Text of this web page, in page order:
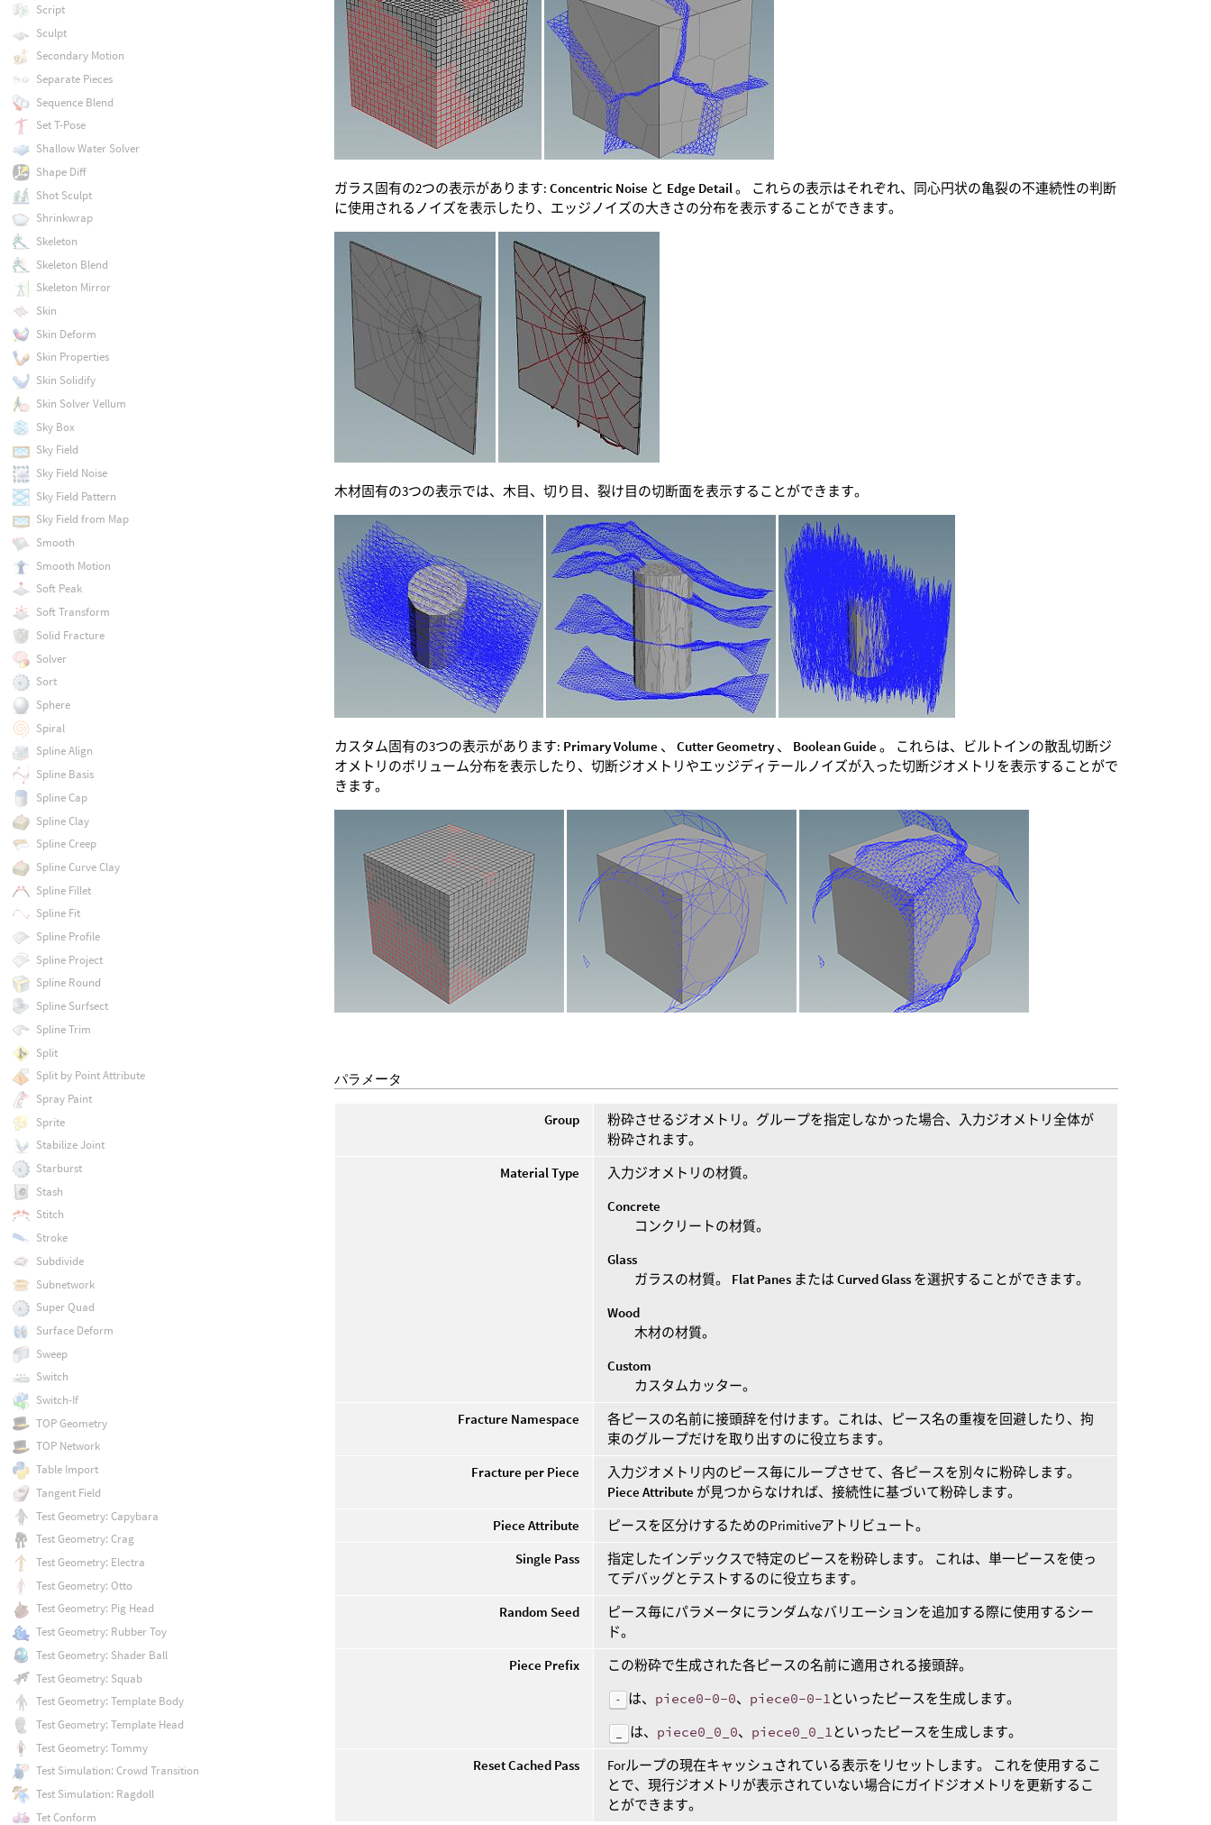
ガラス固有の2つの表示があります:Concentric Noise と Edge Detail 。 これらの表示はそれぞれ、同心円状の亀裂の不連続性の判断
に使用されるノイズを表示したり、エッジノイズの大きさの分布を表示することができます。
木材固有の3つの表示では、木目、切り目、裂け目の切断面を表示することができます。
カスタム固有の3つの表示があります: Primary Volume 、Cutter Geometry 、 Boolean Guide 。 これらは、ビルトインの散乱切断ジ
オメトリのボリューム分布を表示したり、切断ジオメトリやエッジディテールノイズが入った切断ジオメトリを表示することがで
きます。
パラメータ
Group
粉砕させるジオメトリ。グループを指定しなかった場合、入力ジオメトリ全体が
粉砕されます。
Material Type
入力ジオメトリの材質。
Concrete
コンクリートの材質。
Glass
ガラスの材質。 Flat Panes またはCurved Glass を選択することができます。
Wood
木材の材質。
Custom
カスタムカッター。
Fracture Namespace
各ピースの名前に接頭辞を付けます。これは、ピース名の重複を回避したり、拘
束のグループだけを取り出すのに役立ちます。
Fracture per Piece
入力ジオメトリ内のピース毎にループさせて、各ピースを別々に粉砕します。
Piece Attribute が見つからなければ、接続性に基づいて粉砕します。
Piece Attribute
ピースを区分けするためのPrimitiveアトリビュート。
Single Pass
指定したインデックスで特定のピースを粉砕します。 これは、単一ピースを使っ
てデバッグとテストするのに役立ちます。
Random Seed
ピース毎にパラメータにランダムなバリエーションを追加する際に使用するシー
ド。
Piece Prefix
この粉砕で生成された各ピースの名前に適用される接頭辞。
- は、 piece0-0-0、 piece0-0-1といったピースを生成します。
は、 piece0_0_0、 piece0_0_1といったピースを生成します。
Reset Cached Pass
Forループの現在キャッシュされている表示をリセットします。 これを使用するこ
とで、現行ジオメトリが表示されていない場合にガイドジオメトリを更新するこ
とができます。
Script
Sculpt
Secondary Motion
Separate Pieces
Sequence Blend
Set T-Pose
Shallow Water Solver
Shape Diff
Shot Sculpt
Shrinkwrap
Skeleton
Skeleton Blend
Skeleton Mirror
Skin
Skin Deform
Skin Properties
Skin Solidify
Skin Solver Vellum
Sky Box
Sky Field
Sky Field Noise
Sky Field Pattern
Sky Field from Map
Smooth
Smooth Motion
Soft Peak
Soft Transform
Solid Fracture
Solver
Sort
Sphere
Spiral
Spline Align
Spline Basis
Spline Cap
Spline Clay
Spline Creep
Spline Curve Clay
Spline Fillet
Spline Fit
Spline Profile
Spline Project
Spline Round
Spline Surfsect
Spline Trim
Split
Split by Point Attribute
Spray Paint
Sprite
Stabilize Joint
Starburst
Stash
Stitch
Stroke
Subdivide
Subnetwork
Super Quad
Surface Deform
Sweep
Switch
Switch-If
TOP Geometry
TOP Network
Table Import
Tangent Field
Test Geometry: Capybara
Test Geometry: Crag
Test Geometry: Electra
Test Geometry: Otto
Test Geometry: Pig Head
Test Geometry: Rubber Toy
Test Geometry: Shader Ball
Test Geometry: Squab
Test Geometry: Template Body
Test Geometry: Template Head
Test Geometry: Tommy
Test Simulation: Crowd Transition
Test Simulation: Ragdoll
Tet Conform